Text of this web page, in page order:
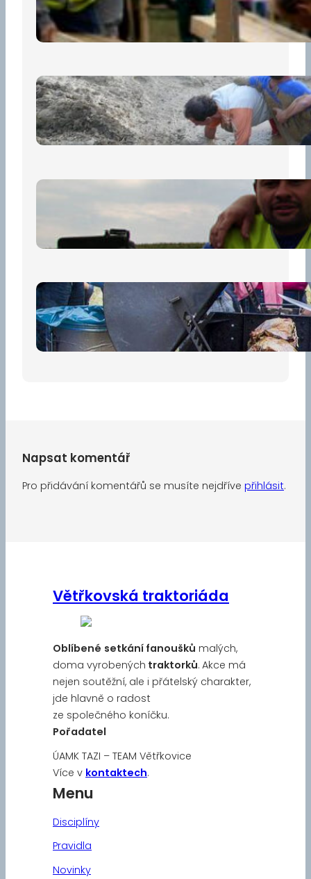
13 července, 2026
„Prase za prase“: Kdo doběhne
první, vyhraje!
30 června, 2026
Bezpečnost na prvním místě
15 května, 2026
Pro diváky
30 dubna, 2026
Napsat komentář
Pro přidávání komentářů se musíte nejdříve přihlásit.
Větřkovská traktoriáda
Oblíbené setkání fanoušků malých,
doma vyrobených traktorků. Akce má
nejen soutěžní, ale i přátelský charakter,
jde hlavně o radost
ze společného koníčku.
Pořadatel
ÚAMK TAZI – TEAM Větřkovice
Více v kontaktech.
Menu
Disciplíny
Pravidla
Novinky